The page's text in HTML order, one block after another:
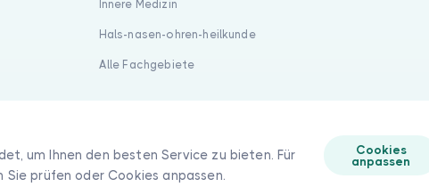
um Ihnen den besten Service zu bieten. Für
Sie prüfen oder Cookies anpassen.
Cookies
anpassen
Innere Medizin
Hals-nasen-ohren-heilkunde
Alle Fachgebiete